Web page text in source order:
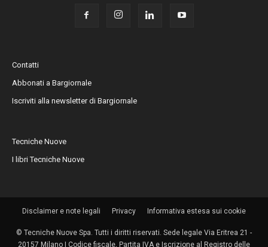
Contatti
Abbonati a Bargiornale
Iscriviti alla newsletter di Bargiornale
Tecniche Nuove
I libri Tecniche Nuove
Disclaimer e note legali Privacy Informativa estesa sui cookie
© Tecniche Nuove Spa. Tutti i diritti riservati. Sede legale Via Eritrea 21 -
20157 Milano | Codice fiscale, Partita IVA e Iscrizione al Registro delle